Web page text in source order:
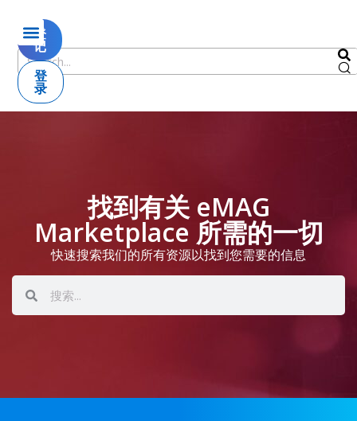
登
记
登
录
找到有关 eMAG
Marketplace 所需的一切
快速搜索我们的所有资源以找到您需要的信息